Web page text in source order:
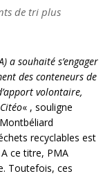
de tri plus
a souhaité s’engager
des conteneurs de
volontaire,
« , souligne
recyclables est
ce titre, PMA
Toutefois, ces